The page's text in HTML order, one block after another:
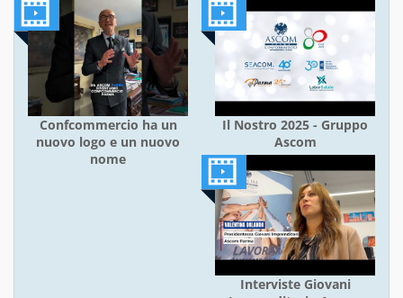
Confcommercio ha un
nuovo logo e un nuovo
nome
Il Nostro 2025 - Gruppo
Ascom
Interviste Giovani